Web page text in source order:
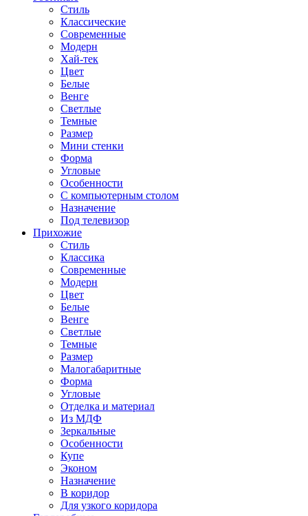
Стиль
Классические
Современные
Модерн
Хай-тек
Цвет
Белые
Венге
Светлые
Темные
Размер
Мини стенки
Форма
Угловые
Особенности
С компьютерным столом
Назначение
Под телевизор
Прихожие
Стиль
Классика
Современные
Модерн
Цвет
Белые
Венге
Светлые
Темные
Размер
Малогабаритные
Форма
Угловые
Отделка и материал
Из МДФ
Зеркальные
Особенности
Купе
Эконом
Назначение
В коридор
Для узкого коридора